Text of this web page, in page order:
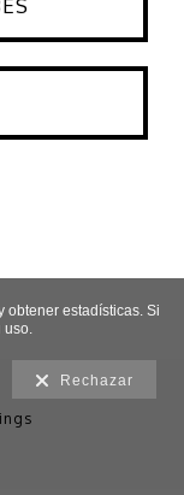
obtener estadísticas. Si
uso.
Rechazar